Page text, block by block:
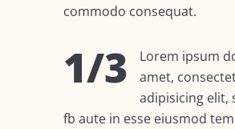
commodo consequat.
1/3
Lorem ipsum
amet,
adipisicing elit,
fb aute in esse eiusmod